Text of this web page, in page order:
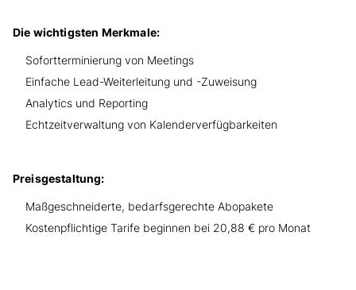
Die wichtigsten Merkmale:
Sofortterminierung von Meetings
Einfache Lead-Weiterleitung und -Zuweisung
Analytics und Reporting
Echtzeitverwaltung von Kalenderverfügbarkeiten
Preisgestaltung:
Maßgeschneiderte, bedarfsgerechte Abopakete
Kostenpflichtige Tarife beginnen bei 20,88 € pro Monat